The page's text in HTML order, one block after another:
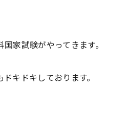
家試験がやってきます。
キドキしております。